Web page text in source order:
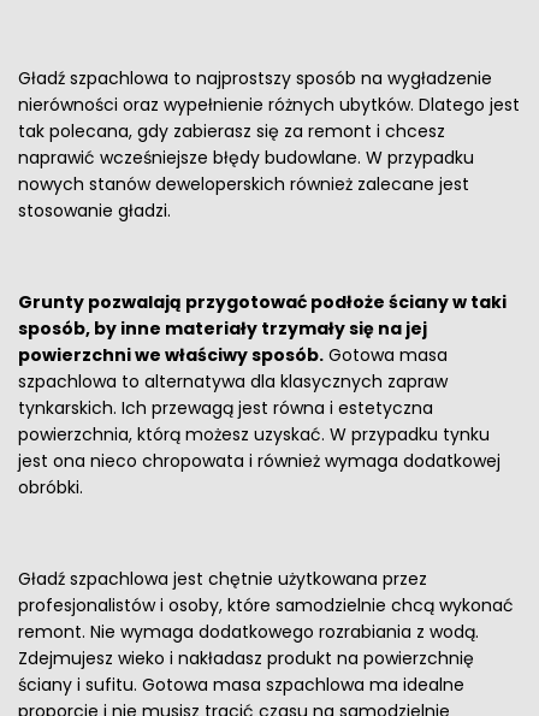
Gładź szpachlowa to najprostszy sposób na wygładzenie
nierówności oraz wypełnienie różnych ubytków. Dlatego jest
tak polecana, gdy zabierasz się za remont i chcesz
naprawić wcześniejsze błędy budowlane. W przypadku
nowych stanów deweloperskich również zalecane jest
stosowanie gładzi.
Grunty pozwalają przygotować podłoże ściany w taki
sposób, by inne materiały trzymały się na jej
powierzchni we właściwy sposób. Gotowa masa
szpachlowa to alternatywa dla klasycznych zapraw
tynkarskich. Ich przewagą jest równa i estetyczna
powierzchnia, którą możesz uzyskać. W przypadku tynku
jest ona nieco chropowata i również wymaga dodatkowej
obróbki.
Gładź szpachlowa jest chętnie użytkowana przez
profesjonalistów i osoby, które samodzielnie chcą wykonać
remont. Nie wymaga dodatkowego rozrabiania z wodą.
Zdejmujesz wieko i nakładasz produkt na powierzchnię
ściany i sufitu. Gotowa masa szpachlowa ma idealne
proporcje i nie musisz tracić czasu na samodzielnie